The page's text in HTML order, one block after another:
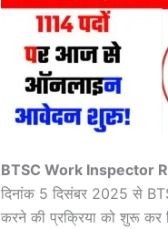
BTSC Work Inspector
दिनांक 5 दिसंबर 2025 से
करने की प्रक्रिया को शुरू